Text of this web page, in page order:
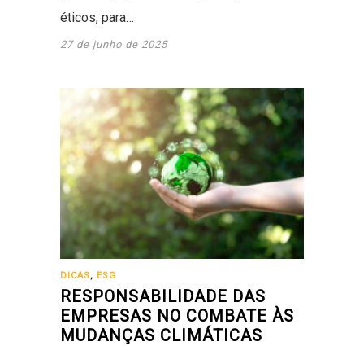
éticos, para…
27 de junho de 2025
DICAS, ESG
RESPONSABILIDADE DAS
EMPRESAS NO COMBATE ÀS
MUDANÇAS CLIMÁTICAS